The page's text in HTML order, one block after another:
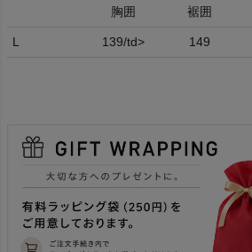
胸囲 裾囲
L 139/td> 149